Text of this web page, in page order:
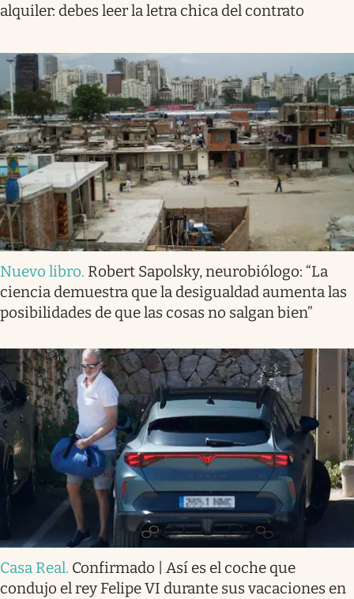
alquiler: debes leer la letra chica del contrato
Nuevo libro. Robert Sapolsky, neurobiólogo: “La
ciencia demuestra que la desigualdad aumenta las
posibilidades de que las cosas no salgan bien”
Casa Real. Confirmado | Así es el coche que
condujo el rey Felipe VI durante sus vacaciones en